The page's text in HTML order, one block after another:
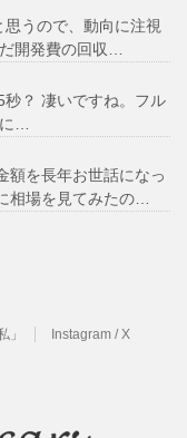
うので、動向に注視
開発費の回収…
？ 凄いですね。フル
…
額を長年お世話になっ
相場を見てみたの…
」
Instagram / X